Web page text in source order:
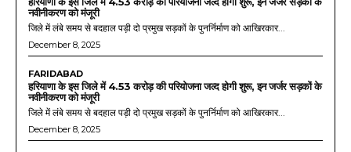
नवीनीकरण को मंजूरी
जिले में लंबे समय से बदहाल पड़ी दो प्रमुख सड़कों के पुनर्निर्माण को आखिरकार...
December 8, 2025
FARIDABAD
हरियाणा के इस जिले में 4.53 करोड़ की परियोजना जल्द होगी शुरू, इन जर्जर सड़कों के
नवीनीकरण को मंजूरी
जिले में लंबे समय से बदहाल पड़ी दो प्रमुख सड़कों के पुनर्निर्माण को आखिरकार...
December 8, 2025